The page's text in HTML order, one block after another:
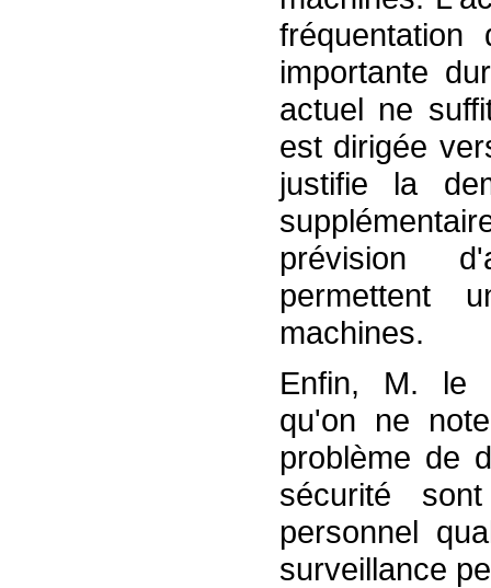
importante
actuel ne
est dirigée
justifie la
prévision
permettent
machines.
Enfin, M. le
qu'on ne
problème de
sécurité
personnel
surveillance